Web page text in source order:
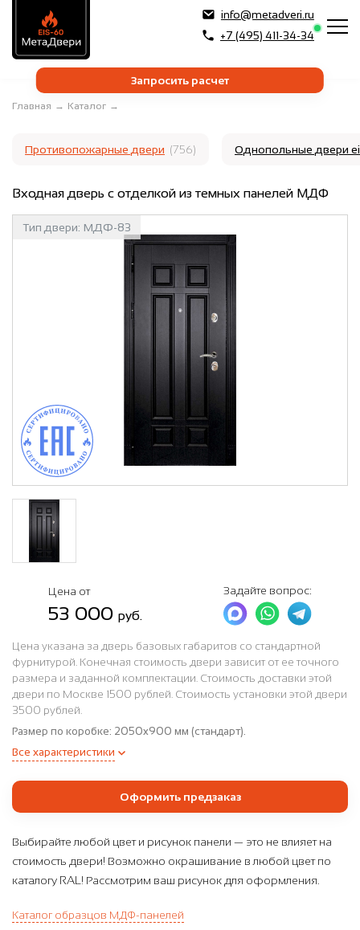
info@metadveri.ru
+7 (495) 411-34-34
Запросить расчет
Главная → Каталог →
Противопожарные двери (756) Однопольные двери
Входная дверь с отделкой из темных панелей МДФ
Тип двери: МДФ-83
Цена от
53 000 руб.
Задайте вопрос:
Цена указана за дверь базовых габаритов со стандартной
фурнитурой. Конечная стоимость двери зависит от ее точного
размера и заданной комплектации. Стоимость доставки этой
двери по Москве 1500 рублей. Стоимость установки этой двери
3500 рублей.
Размер по коробке: 2050x900 мм (стандарт).
Все характеристики
Оформить предзаказ
Выбирайте любой цвет и рисунок панели — это не влияет на
стоимость двери! Возможно окрашивание в любой цвет по
каталогу RAL! Рассмотрим ваш рисунок для оформления.
Каталог образцов МДФ-панелей